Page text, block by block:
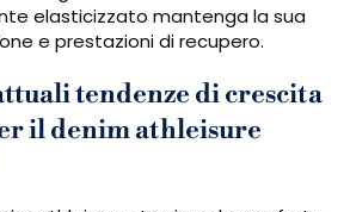
elasticizzato mantenga la sua
e prestazioni di recupero.
tendenze di crescita
il denim athleisure